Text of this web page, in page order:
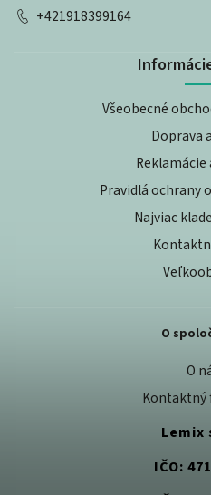
+421918399164
Všeobecné
Doprava
Pravidlá ochrany
Najviac
O
O
Lemix
IČO: